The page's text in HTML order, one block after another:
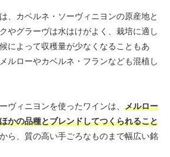
、カベルネ・ソーヴィニヨンの原産地と
やグラーヴは水はけがよく、栽培に適し
によって収穫量が少なくなることもあ
ルローやカベルネ・フランなども混植し
ヴィニヨンを使ったワインは、 メルロー
かの品種とブレンドしてつくられること
ら、質の高い手ごろなものまで幅広い銘